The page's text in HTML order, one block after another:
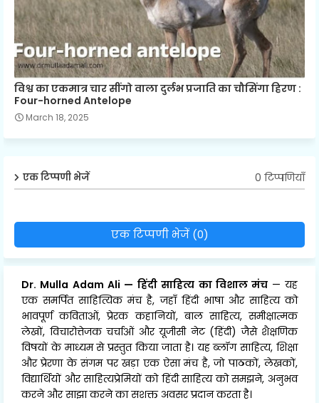
विश्व का एकमात्र चार सींगो वाला दुर्लभ प्रजाति का चौसिंगा हिरण :
Four-horned Antelope
March 18, 2025
एक टिप्पणी भेजें 0 टिप्पणियाँ
एक टिप्पणी भेजें (0)
Dr. Mulla Adam Ali — हिंदी साहित्य का विशाल मंच — यह
एक समर्पित साहित्यिक मंच है, जहाँ हिंदी भाषा और साहित्य को
भावपूर्ण कविताओं, प्रेरक कहानियों, बाल साहित्य, समीक्षात्मक
लेखों, विचारोत्तेजक चर्चाओं और यूजीसी नेट (हिंदी) जैसे शैक्षणिक
विषयों के माध्यम से प्रस्तुत किया जाता है। यह ब्लॉग साहित्य, शिक्षा
और प्रेरणा के संगम पर खड़ा एक ऐसा मंच है, जो पाठकों, लेखकों,
विद्यार्थियों और साहित्यप्रेमियों को हिंदी साहित्य को समझने, अनुभव
करने और साझा करने का सशक्त अवसर प्रदान करता है।